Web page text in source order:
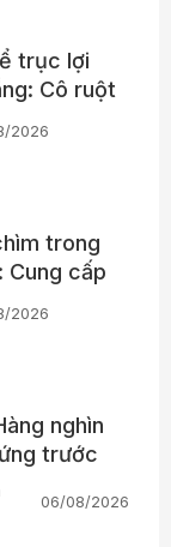
trục lợi
Cô ruột
bất thường
2026
trong
Cung cấp
cảnh sát
2026
nghìn
trước
06/08/2026